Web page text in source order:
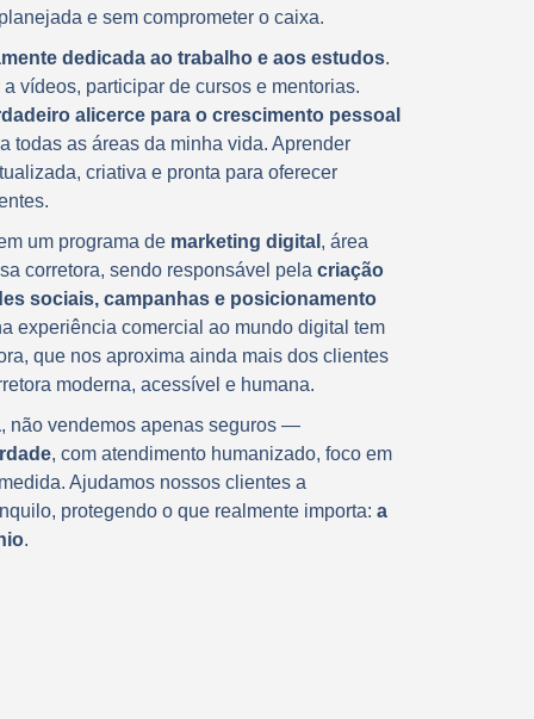
e sem comprometer o caixa.
dedicada ao trabalho e aos estudos.
vídeos, participar de cursos e mentorias.
alicerce para o crescimento pessoal
todas as áreas da minha vida. Aprender
criativa e pronta para oferecer
um programa de marketing digital , área
corretora, sendo responsável pela criação
sociais, campanhas e posicionamento
experiência comercial ao mundo digital tem
que nos aproxima ainda mais dos clientes
moderna, acessível e humana.
, não vendemos apenas seguros —
, com atendimento humanizado, foco em
Ajudamos nossos clientes a
protegendo o que realmente importa: a
.